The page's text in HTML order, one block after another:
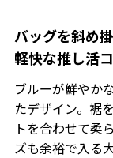
バッグを斜め
軽快な推し活
ブルーが鮮やか
たデザイン。裾
トを合わせて柔
ズも余裕で入る